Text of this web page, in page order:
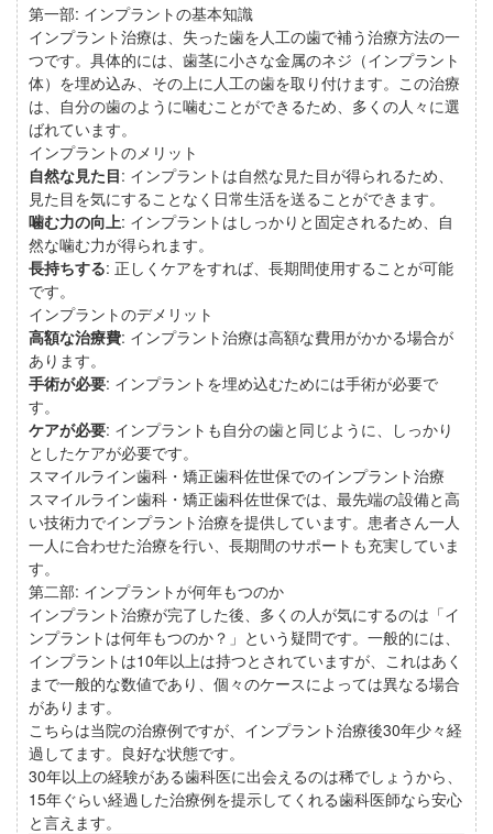
第一部: インプラントの基本知識
インプラント治療は、失った歯を人工の歯で補う治療方法の一
つです。具体的には、歯茎に小さな金属のネジ（インプラント
体）を埋め込み、その上に人工の歯を取り付けます。この治療
は、自分の歯のように噛むことができるため、多くの人々に選
ばれています。
インプラントのメリット
自然な見た目: インプラントは自然な見た目が得られるため、
見た目を気にすることなく日常生活を送ることができます。
噛む力の向上: インプラントはしっかりと固定されるため、自
然な噛む力が得られます。
長持ちする: 正しくケアをすれば、長期間使用することが可能
です。
インプラントのデメリット
高額な治療費: インプラント治療は高額な費用がかかる場合が
あります。
手術が必要: インプラントを埋め込むためには手術が必要で
す。
ケアが必要: インプラントも自分の歯と同じように、しっかり
としたケアが必要です。
スマイルライン歯科・矯正歯科佐世保でのインプラント治療
スマイルライン歯科・矯正歯科佐世保では、最先端の設備と高
い技術力でインプラント治療を提供しています。患者さん一人
一人に合わせた治療を行い、長期間のサポートも充実していま
す。
第二部: インプラントが何年もつのか
インプラント治療が完了した後、多くの人が気にするのは「イ
ンプラントは何年もつのか？」という疑問です。一般的には、
インプラントは10年以上は持つとされていますが、これはあく
まで一般的な数値であり、個々のケースによっては異なる場合
があります。
こちらは当院の治療例ですが、インプラント治療後30年少々経
過してます。良好な状態です。
30年以上の経験がある歯科医に出会えるのは稀でしょうから、
15年ぐらい経過した治療例を提示してくれる歯科医師なら安心
と言えます。